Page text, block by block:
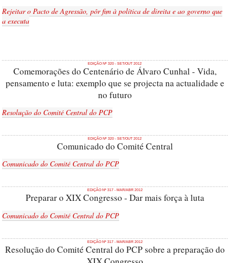
Rejeitar o Pacto de Agressão, pôr fim à política de direita e ao governo que
a executa
EDIÇÃO Nº 320 - SET/OUT 2012
Comemorações do Centenário de Álvaro Cunhal - Vida,
pensamento e luta: exemplo que se projecta na actualidade e
no futuro
Resolução do Comité Central do PCP
EDIÇÃO Nº 320 - SET/OUT 2012
Comunicado do Comité Central
Comunicado do Comité Central do PCP
EDIÇÃO Nº 317 - MAR/ABR 2012
Preparar o XIX Congresso - Dar mais força à luta
Comunicado do Comité Central do PCP
EDIÇÃO Nº 317 - MAR/ABR 2012
Resolução do Comité Central do PCP sobre a preparação do